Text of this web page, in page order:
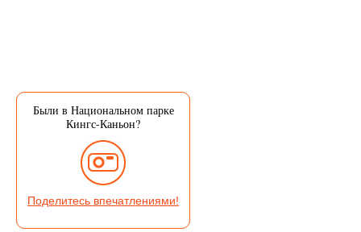
Были в Национальном парке
Кингс-Каньон?
Поделитесь впечатлениями!